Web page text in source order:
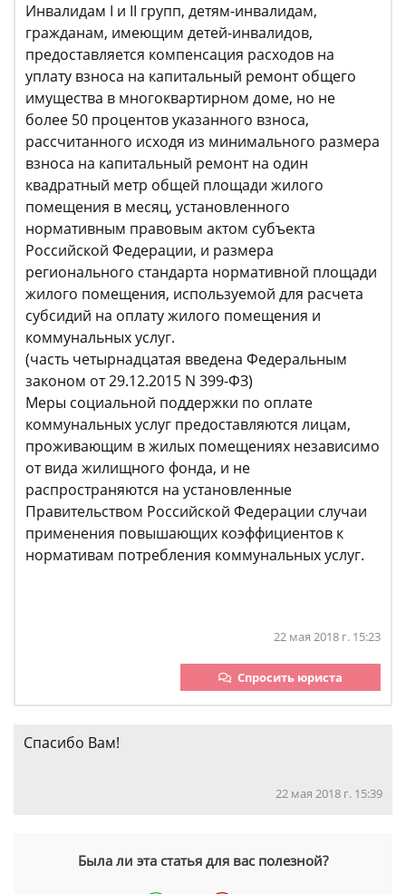
Инвалидам I и II групп, детям-инвалидам,
гражданам, имеющим детей-инвалидов,
предоставляется компенсация расходов на
уплату взноса на капитальный ремонт общего
имущества в многоквартирном доме, но не
более 50 процентов указанного взноса,
рассчитанного исходя из минимального размера
взноса на капитальный ремонт на один
квадратный метр общей площади жилого
помещения в месяц, установленного
нормативным правовым актом субъекта
Российской Федерации, и размера
регионального стандарта нормативной площади
жилого помещения, используемой для расчета
субсидий на оплату жилого помещения и
коммунальных услуг.
(часть четырнадцатая введена Федеральным
законом от 29.12.2015 N 399-ФЗ)
Меры социальной поддержки по оплате
коммунальных услуг предоставляются лицам,
проживающим в жилых помещениях независимо
от вида жилищного фонда, и не
распространяются на установленные
Правительством Российской Федерации случаи
применения повышающих коэффициентов к
нормативам потребления коммунальных услуг.
22 мая 2018 г. 15:23
Спросить юриста
Спасибо Вам!
22 мая 2018 г. 15:39
Была ли эта статья для вас полезной?